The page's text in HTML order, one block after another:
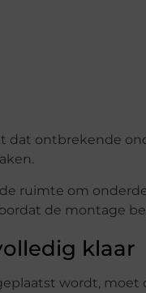
dat ontbrekende
ruimte om
de montage
klaar
wordt,